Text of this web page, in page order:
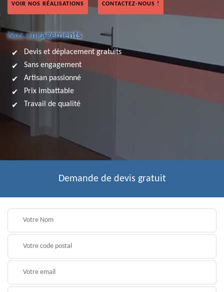
VOIR NOS RÉALISATIONS CONTACTEZ-NOUS !
Nos engagements
Devis et déplacement gratuits
Sans engagement
Artisan passionné
Prix imbattable
Travail de qualité
Demande de devis gratuit